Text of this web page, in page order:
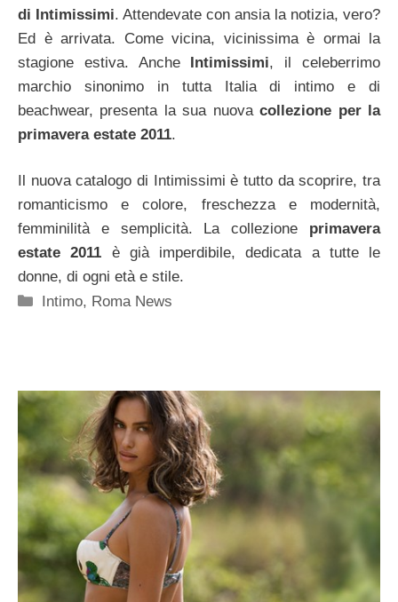
di Intimissimi. Attendevate con ansia la notizia, vero?
Ed è arrivata. Come vicina, vicinissima è ormai la
stagione estiva. Anche Intimissimi, il celeberrimo
marchio sinonimo in tutta Italia di intimo e di
beachwear, presenta la sua nuovacollezione per la
primavera estate 2011.
Il nuova catalogo di Intimissimi è tutto da scoprire, tra
romanticismo e colore, freschezza e modernità,
femminilità e semplicità. La collezione primavera
estate 2011 è già imperdibile, dedicata a tutte le
donne, di ogni età e stile.
Categorie
Intimo, Roma News